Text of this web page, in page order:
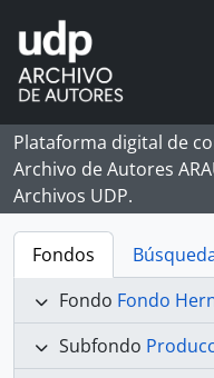
Skip to main content
Plataforma digital de
Archivo de Autores
Archivos UDP.
Fondos
Fondo Fondo
Subfondo